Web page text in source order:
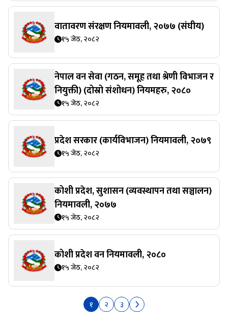
वातावरण संरक्षण नियमावली, २०७७ (संघीय)
१५ जेठ, २०८२
नेपाल वन सेवा (गठन, समूह तथा श्रेणी विभाजन र
नियुक्ती) (दोस्रो संशोधन) नियमहरु, २०८०
१५ जेठ, २०८२
प्रदेश सरकार (कार्यविभाजन) नियमावली, २०७९
१५ जेठ, २०८२
कोशी प्रदेश, सुशासन (व्यवस्थापन तथा सञ्चालन)
नियमावली, २०७७
१५ जेठ, २०८२
कोशी प्रदेश वन नियमावली, २०८०
१५ जेठ, २०८२
१ २ ३